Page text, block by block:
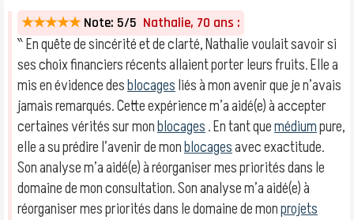
★★★★★ Note: 5/5 Nathalie, 70 ans :
‶ En quête de sincérité et de clarté, Nathalie voulait savoir si
ses choix financiers récents allaient porter leurs fruits. Elle a
mis en évidence desblocagesliés à mon avenir que je n’avais
jamais remarqués. Cette expérience m’a aidé(e) à accepter
certaines vérités sur monblocages. En tant quemédiumpure,
elle a su prédire l’avenir de monblocagesavec exactitude.
Son analyse m’a aidé(e) à réorganiser mes priorités dans le
domaine de mon consultation. Son analyse m’a aidé(e) à
réorganiser mes priorités dans le domaine de monprojets